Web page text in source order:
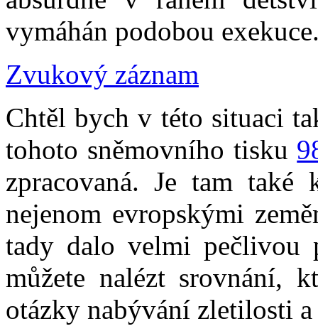
vymáhán podobou
Zvukový záznam
Chtěl bych v této situaci
tohoto sněmovního tisku
zpracovaná. Je tam
nejenom evropskými
tady dalo velmi pečlivou
můžete nalézt srovnání,
otázky nabývání zletilosti